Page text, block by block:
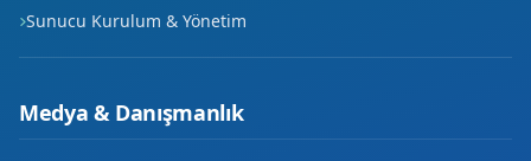
Sunucu Kurulum & Yönetim
Medya & Danışmanlık